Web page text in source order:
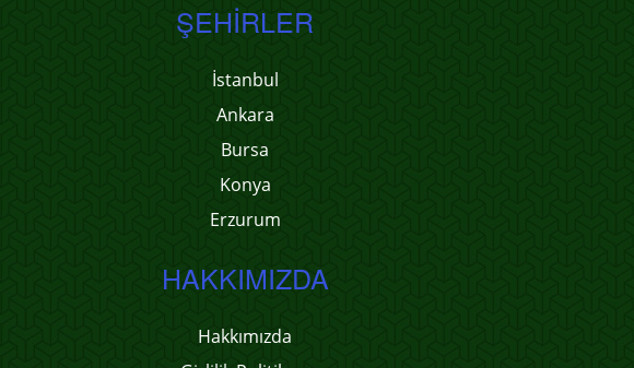
ŞEHIRLER
İstanbul
Ankara
Bursa
Konya
Erzurum
HAKKIMIZDA
Hakkımızda